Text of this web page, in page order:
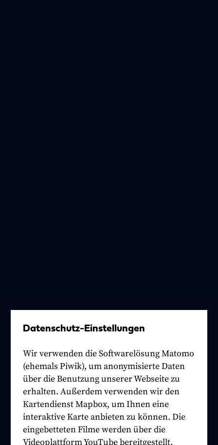
Datenschutz-Einstellungen
Wir verwenden die Softwarelösung Matomo
(ehemals Piwik), um anonymisierte Daten
über die Benutzung unserer Webseite zu
erhalten. Außerdem verwenden wir den
Kartendienst Mapbox, um Ihnen eine
interaktive Karte anbieten zu können. Die
eingebetteten Filme werden über die
Videoplattform YouTube bereitgestellt.